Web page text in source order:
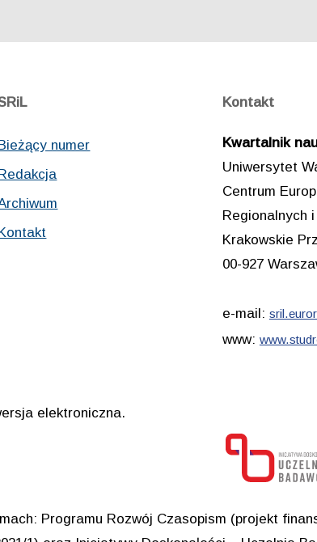
numer
Kontakt
Kwartalnik
Uniwersytet
Centrum
Regionalnych
Krakowskie
00-927
e-mail:
www:
elektroniczna.
Programu Rozwój Czasopism (projekt